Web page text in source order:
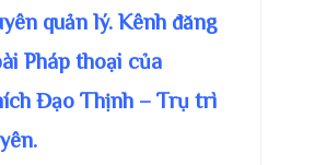
quản lý. Kênh đăng
Pháp thoại của
Đạo Thịnh – Trụ trì